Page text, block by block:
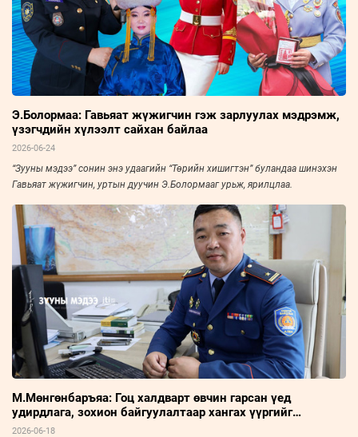
Э.Болормаа: Гавьяат жүжигчин гэж зарлуулах мэдрэмж,
үзэгчдийн хүлээлт сайхан байлаа
2026-06-24
“Зууны мэдээ” сонин энэ удаагийн “Төрийн хишигтэн” буландаа шинэхэн
Гавьяат жүжигчин, уртын дуучин Э.Болормааг урьж, ярилцлаа.
М.Мөнгөнбаръяа: Гоц халдварт өвчин гарсан үед
удирдлага, зохион байгуулалтаар хангах үүргийг
хэрэгжүүлдэг
2026-06-18